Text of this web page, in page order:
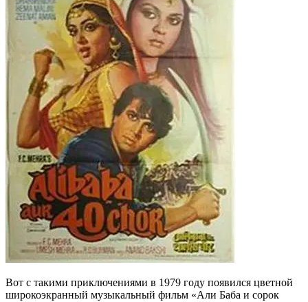
Вот с такими приключениями в 1979 году появился цветной
широкоэкранный музыкальный фильм «Али Баба и сорок